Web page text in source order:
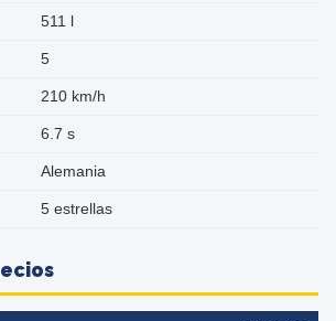
511 l
5
210 km/h
6.7 s
Alemania
5 estrellas